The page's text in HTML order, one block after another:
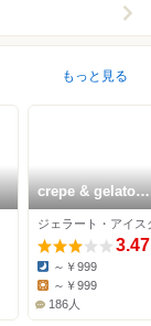
もっと見る
crepe & gelato
MONT
3.47
Dinner:
～￥999
～￥999
186人